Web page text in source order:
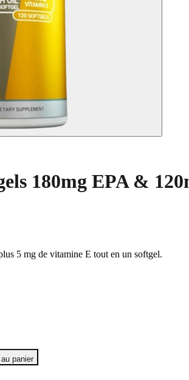
180mg EPA &
5 mg de vitamine E tout en un softgel.
panier